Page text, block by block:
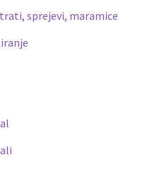
sprejevi, maramice